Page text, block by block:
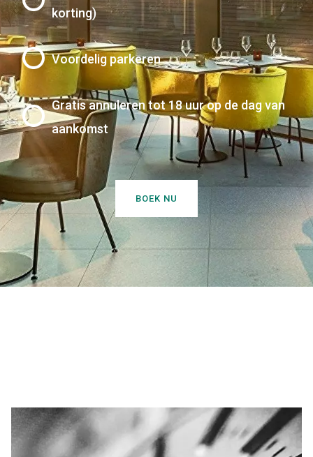
korting)
Voordelig parkeren
Gratis annuleren tot 18 uur op de dag van
aankomst
BOEK NU